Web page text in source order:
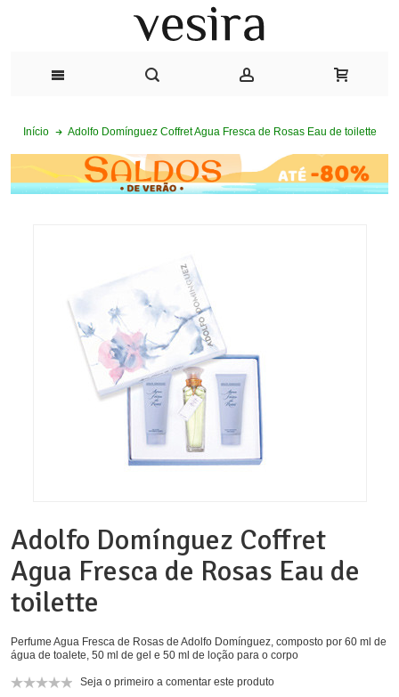
Início Adolfo Domínguez Coffret Agua Fresca de Rosas Eau de toilette
Adolfo Domínguez Coffret
Agua Fresca de Rosas Eau de
toilette
Perfume Agua Fresca de Rosas de Adolfo Domínguez, composto por 60 ml de
água de toalete, 50 ml de gel e 50 ml de loção para o corpo
Seja o primeiro a comentar este produto